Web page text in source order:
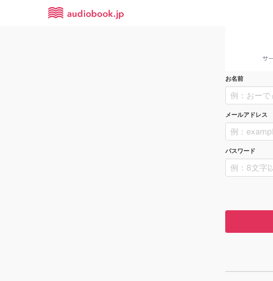
お名前
メールアドレス
パスワード